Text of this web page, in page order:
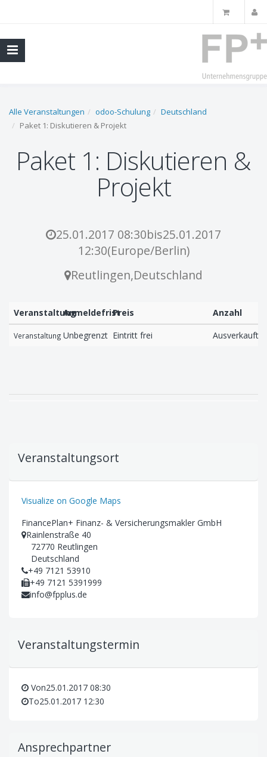
Alle Veranstaltungen odoo-Schulung
Deutschland
Paket 1: Diskutieren & Projekt
Paket 1: Diskutieren &
Projekt
25.01.2017 08:30bis25.01.2017
12:30(Europe/Berlin)
Reutlingen,Deutschland
VeranstaltungAnmeldefristPreis Anzahl
Veranstaltung Unbegrenzt Eintritt frei Ausverkauft
Veranstaltungsort
Visualize on Google Maps
FinancePlan+ Finanz- & Versicherungsmakler GmbH
Rainlenstraße 40
72770 Reutlingen
Deutschland
+49 7121 53910
+49 7121 5391999
info@fpplus.de
Veranstaltungstermin
Von25.01.2017 08:30
To25.01.2017 12:30
Ansprechpartner